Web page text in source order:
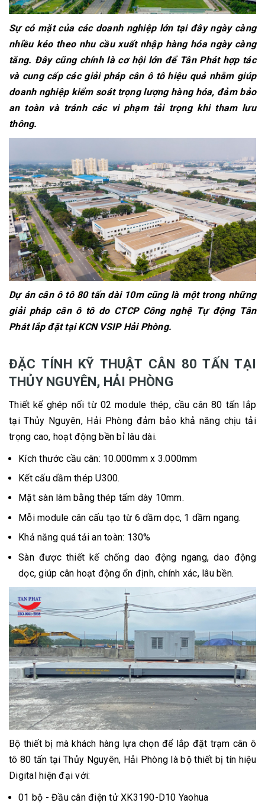
Sự có mặt của các doanh nghiệp lớn tại đây ngày càng
nhiều kéo theo nhu cầu xuất nhập hàng hóa ngày càng
tăng. Đây cũng chính là cơ hội lớn để Tân Phát hợp tác
và cung cấp các giải pháp cân ô tô hiệu quả nhằm giúp
doanh nghiệp kiểm soát trọng lượng hàng hóa, đảm bảo
an toàn và tránh các vi phạm tải trọng khi tham lưu
thông.
Dự án cân ô tô 80 tấn dài 10m cũng là một trong những
giải pháp cân ô tô do CTCP Công nghệ Tự động Tân
Phát lắp đặt tại KCN VSIP Hải Phòng.
ĐẶC TÍNH KỸ THUẬT CÂN 80 TẤN TẠI
THỦY NGUYÊN, HẢI PHÒNG
Thiết kế ghép nối từ 02 module thép, cầu cân 80 tấn lắp
tại Thủy Nguyên, Hải Phòng đảm bảo khả năng chịu tải
trọng cao, hoạt động bền bỉ lâu dài.
Kích thước cầu cân: 10.000mm x 3.000mm
Kết cấu dầm thép U300.
Mặt sàn làm bằng thép tấm dày 10mm.
Mỗi module cân cấu tạo từ 6 dầm dọc, 1 dầm ngang.
Khả năng quá tải an toàn: 130%
Sàn được thiết kế chống dao động ngang, dao động
dọc, giúp cân hoạt động ổn định, chính xác, lâu bền.
Bộ thiết bị mà khách hàng lựa chọn để lắp đặt trạm cân ô
tô 80 tấn tại Thủy Nguyên, Hải Phòng là bộ thiết bị tín hiệu
Digital hiện đại với:
01 bộ - Đầu cân điện tử XK3190-D10 Yaohua